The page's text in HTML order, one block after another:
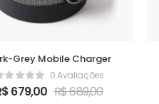
Grey Mobile Charger
0 Avaliações
679,00 R$689,00